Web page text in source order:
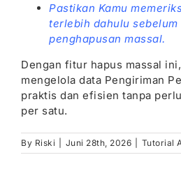
Pastikan Kamu
terlebih dahulu sebelum
penghapusan massal.
Dengan fitur hapus massal
mengelola data Pengiriman
praktis dan efisien tanpa
per satu.
By Riski Juni 28th, 2026 Tutorial